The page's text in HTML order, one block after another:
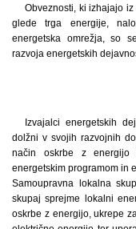
Obveznosti, ki izhajajo
glede trga energije,
energetska omrežja, so
razvoja energetskih
Izvajalci energetskih
dolžni v svojih razvojnih
način oskrbe z energijo
energetskim programom in
Samoupravna lokalna
skupaj sprejme lokalni
oskrbe z energijo, ukrepe